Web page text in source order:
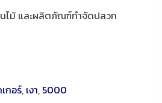
ไม้ และผลิตภัณฑ์กำจัดปลวก
กอร์, เงา, 5000